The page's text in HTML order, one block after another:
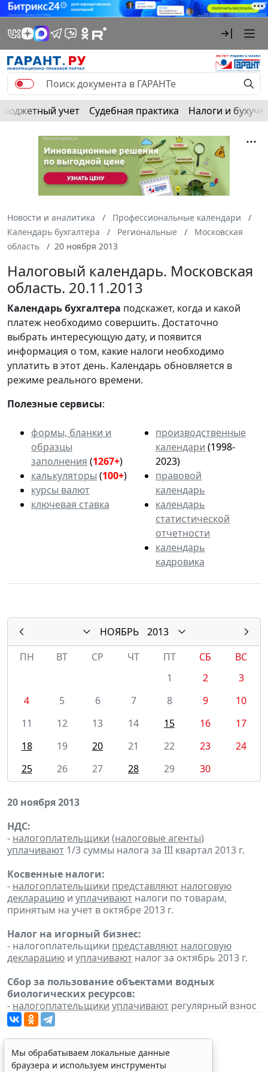
Бюджетный учет Судебная практика Налоги и
Новости и аналитика
Профессиональные календари
Календарь бухгалтера
Региональные
Московская
область
20 ноября 2013
Налоговый календарь. Московская
область. 20.11.2013
Календарьбухгалтера подскажет, когда и какой
платеж необходимо совершить. Достаточно
выбрать интересующую дату, и появится
информация о том, какие налоги необходимо
уплатить в этот день. Календарь обновляется в
режиме реального времени.
Полезные сервисы:
формы, бланки и
образцы
заполнения (1267+)
калькуляторы (100+)
курсы валют
ключевая ставка
производственные
календари (1998-
2023)
правовой
календарь
календарь
статистической
отчетности
календарь
кадровика
НОЯБРЬ
2013
ПН
ВТ СР ЧТ ПТ СБ
ВС
1
2
3
4
5 6 7 8 9
10
11
12 13 14 15 16
17
18
19 20 21 22 23
24
25
26 27 28 29 30
20 ноября 2013
НДС:
- налогоплательщики (налоговые агенты)
уплачивают 1/3 суммы налога за III квартал 2013 г.
Косвенные налоги:
- налогоплательщики представляют налоговую
декларацию и уплачивают налоги по товарам,
принятым на учет в октябре 2013 г.
Налог на игорный бизнес:
- налогоплательщики представляют налоговую
декларацию и уплачивают налог за октябрь 2013 г.
Сбор за пользование объектами водных
биологических ресурсов:
- налогоплательщики уплачивают регулярный взнос
Мы обрабатываем локальные данные
браузера и используем инструменты